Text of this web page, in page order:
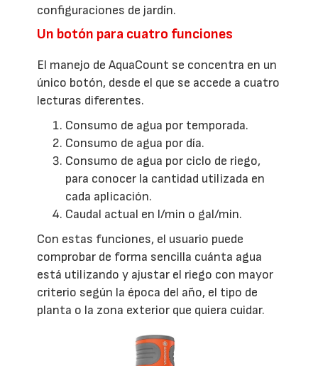
configuraciones de jardín.
Un botón para cuatro funciones
El manejo de AquaCount se concentra en un
único botón, desde el que se accede a cuatro
lecturas diferentes.
Consumo de agua por temporada.
Consumo de agua por día.
Consumo de agua por ciclo de riego,
para conocer la cantidad utilizada en
cada aplicación.
Caudal actual en l/min o gal/min.
Con estas funciones, el usuario puede
comprobar de forma sencilla cuánta agua
está utilizando y ajustar el riego con mayor
criterio según la época del año, el tipo de
planta o la zona exterior que quiera cuidar.